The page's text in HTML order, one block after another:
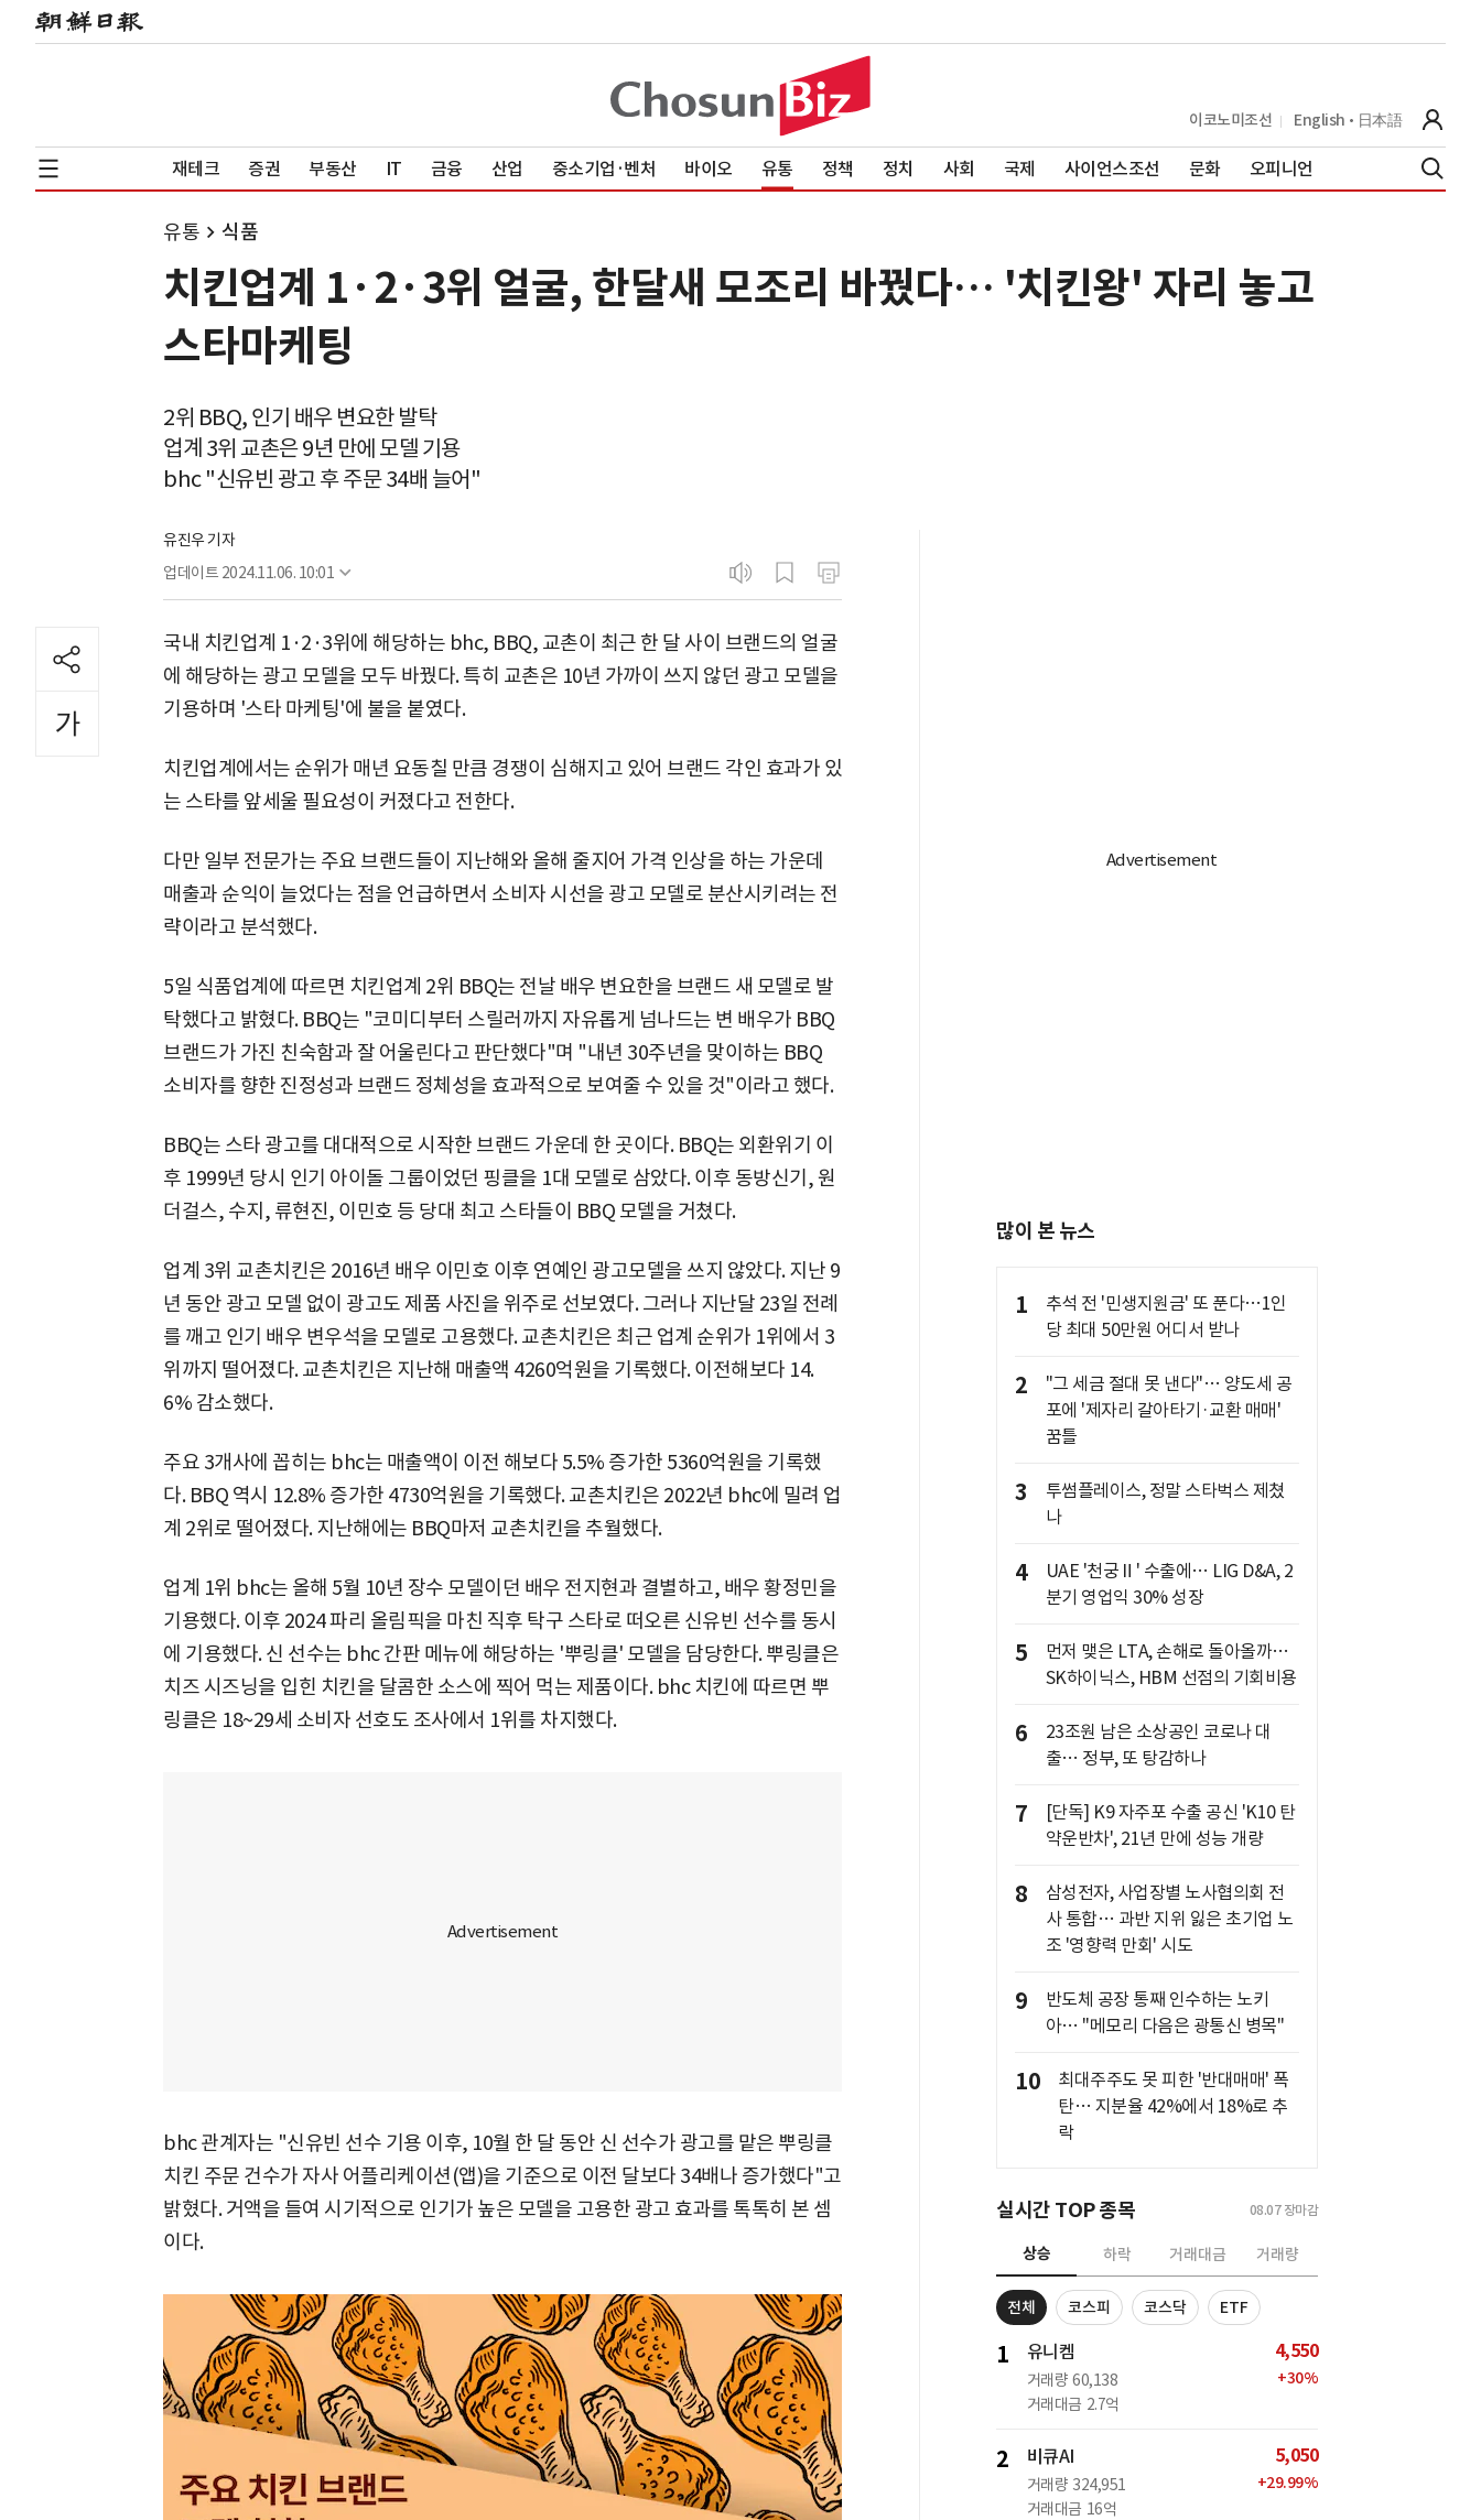
이코노미조선 English 日本語
재테크 증권 부동산 IT 금융 산업 중소기업·벤처 바이오 유통 정책 정치 사회 국제 사이언스조선 문화 오피니언
유통 식품
치킨업계 1·2·3위 얼굴, 한달새 모조리 바꿨다… '치킨왕' 자리 놓고
스타마케팅
2위 BBQ, 인기 배우 변요한 발탁
업계 3위 교촌은 9년 만에 모델 기용
bhc "신유빈 광고 후 주문 34배 늘어"
유진우 기자
업데이트 2024.11.06. 10:01
국내 치킨업계 1·2·3위에 해당하는 bhc, BBQ, 교촌이 최근 한 달 사이 브랜드의 얼굴
에 해당하는 광고 모델을 모두 바꿨다. 특히 교촌은 10년 가까이 쓰지 않던 광고 모델을
기용하며 '스타 마케팅'에 불을 붙였다.
치킨업계에서는 순위가 매년 요동칠 만큼 경쟁이 심해지고 있어 브랜드 각인 효과가 있
는 스타를 앞세울 필요성이 커졌다고 전한다.
다만 일부 전문가는 주요 브랜드들이 지난해와 올해 줄지어 가격 인상을 하는 가운데
매출과 순익이 늘었다는 점을 언급하면서 소비자 시선을 광고 모델로 분산시키려는 전
략이라고 분석했다.
5일 식품업계에 따르면 치킨업계 2위 BBQ는 전날 배우 변요한을 브랜드 새 모델로 발
탁했다고 밝혔다. BBQ는 "코미디부터 스릴러까지 자유롭게 넘나드는 변 배우가 BBQ
브랜드가 가진 친숙함과 잘 어울린다고 판단했다"며 "내년 30주년을 맞이하는 BBQ
소비자를 향한 진정성과 브랜드 정체성을 효과적으로 보여줄 수 있을 것"이라고 했다.
BBQ는 스타 광고를 대대적으로 시작한 브랜드 가운데 한 곳이다. BBQ는 외환위기 이
후 1999년 당시 인기 아이돌 그룹이었던 핑클을 1대 모델로 삼았다. 이후 동방신기, 원
더걸스, 수지, 류현진, 이민호 등 당대 최고 스타들이 BBQ 모델을 거쳤다.
업계 3위 교촌치킨은 2016년 배우 이민호 이후 연예인 광고모델을 쓰지 않았다. 지난 9
년 동안 광고 모델 없이 광고도 제품 사진을 위주로 선보였다. 그러나 지난달 23일 전례
를 깨고 인기 배우 변우석을 모델로 고용했다. 교촌치킨은 최근 업계 순위가 1위에서 3
위까지 떨어졌다. 교촌치킨은 지난해 매출액 4260억원을 기록했다. 이전해보다 14.
6% 감소했다.
주요 3개사에 꼽히는 bhc는 매출액이 이전 해보다 5.5% 증가한 5360억원을 기록했
다. BBQ 역시 12.8% 증가한 4730억원을 기록했다. 교촌치킨은 2022년 bhc에 밀려 업
계 2위로 떨어졌다. 지난해에는 BBQ마저 교촌치킨을 추월했다.
업계 1위 bhc는 올해 5월 10년 장수 모델이던 배우 전지현과 결별하고, 배우 황정민을
기용했다. 이후 2024 파리 올림픽을 마친 직후 탁구 스타로 떠오른 신유빈 선수를 동시
에 기용했다. 신 선수는 bhc 간판 메뉴에 해당하는 '뿌링클' 모델을 담당한다. 뿌링클은
치즈 시즈닝을 입힌 치킨을 달콤한 소스에 찍어 먹는 제품이다. bhc 치킨에 따르면 뿌
링클은 18~29세 소비자 선호도 조사에서 1위를 차지했다.
bhc 관계자는 "신유빈 선수 기용 이후, 10월 한 달 동안 신 선수가 광고를 맡은 뿌링클
치킨 주문 건수가 자사 어플리케이션(앱)을 기준으로 이전 달보다 34배나 증가했다"고
밝혔다. 거액을 들여 시기적으로 인기가 높은 모델을 고용한 광고 효과를 톡톡히 본 셈
이다.
많이 본 뉴스
1
추석 전 '민생지원금' 또 푼다…1인
당 최대 50만원 어디서 받나
2
"그 세금 절대 못 낸다"… 양도세 공
포에 '제자리 갈아타기·교환 매매'
꿈틀
3
투썸플레이스, 정말 스타벅스 제쳤
나
4
UAE '천궁Ⅱ' 수출에… LIG D&A, 2
분기 영업익 30% 성장
5
먼저 맺은 LTA, 손해로 돌아올까…
SK하이닉스, HBM 선점의 기회비용
6
23조원 남은 소상공인 코로나 대
출… 정부, 또 탕감하나
7
[단독] K9 자주포 수출 공신 'K10 탄
약운반차', 21년 만에 성능 개량
8
삼성전자, 사업장별 노사협의회 전
사 통합… 과반 지위 잃은 초기업 노
조 '영향력 만회' 시도
9
반도체 공장 통째 인수하는 노키
아… "메모리 다음은 광통신 병목"
10
최대주주도 못 피한 '반대매매' 폭
탄… 지분율 42%에서 18%로 추
락
실시간 TOP 종목 08.07 장마감
상승 하락 거래대금 거래량
전체 코스피 코스닥 ETF
1 유니켐
거래량 60,138
거래대금 2.7억
4,550
+30%
2 비큐AI
거래량 324,951
거래대금 16억
5,050
+29.99%